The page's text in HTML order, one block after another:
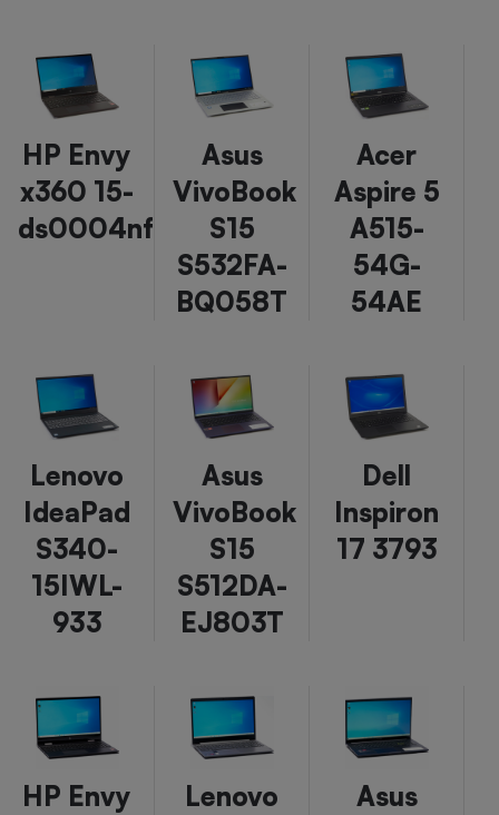
HP Envy
x360 15-
ds0004nf
Asus
VivoBook
S15
S532FA-
BQ058T
Acer
Aspire 5
A515-
54G-
54AE
Lenovo
IdeaPad
S340-
15IWL-
933
Asus
VivoBook
S15
S512DA-
EJ803T
Dell
Inspiron
17 3793
HP Envy
Lenovo
Asus